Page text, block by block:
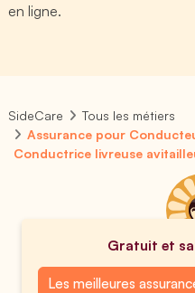
en ligne.
SideCare
Tous les métiers
Assurance pour
Conductrice livreuse
Gratuit et
Les meilleures